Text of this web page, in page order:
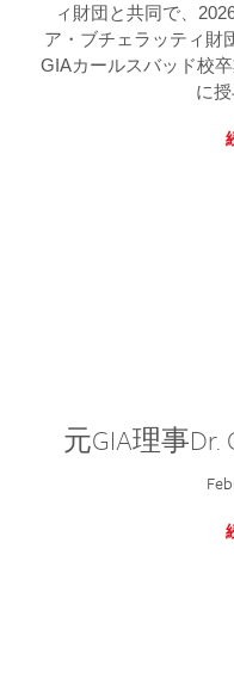
ィ財団と共同で、
ア・ブチェラッティ財
GIAカールスバッド校
に授
元GIA理事Dr.